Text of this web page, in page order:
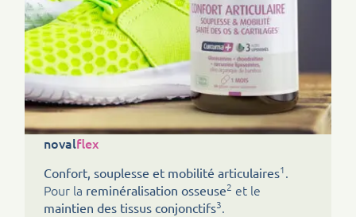
novalflex
Confort, souplesse et mobilité articulaires1.
Pour la reminéralisation osseuse2 et le
maintien des tissus conjonctifs3.